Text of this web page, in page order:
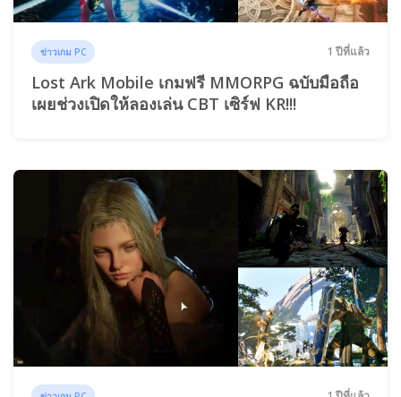
ข่าวเกม PC 1 ปีที่แล้ว
Lost Ark Mobile เกมฟรี MMORPG ฉบับมือถือ
เผยช่วงเปิดให้ลองเล่น CBT เซิร์ฟ KR!!!